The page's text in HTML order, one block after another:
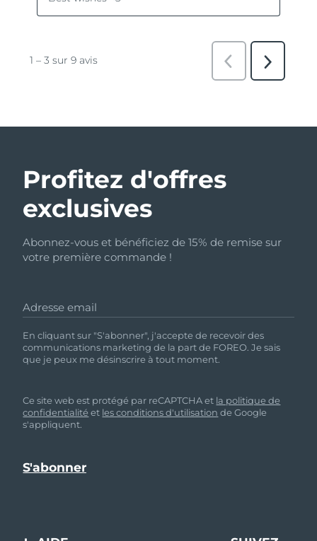
Profitez d'offres
exclusives
Abonnez-vous et bénéficiez de 15% de remise sur
votre première commande !
Adresse email
En cliquant sur "S'abonner", j'accepte de recevoir des
communications marketing de la part de FOREO. Je sais
que je peux me désinscrire à tout moment.
Ce site web est protégé par reCAPTCHA et la politique de
confidentialité et les conditions d'utilisation de Google
s'appliquent.